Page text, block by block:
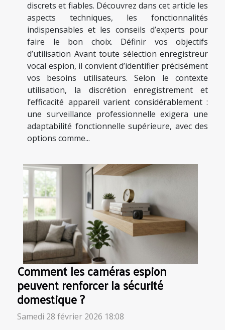
discrets et fiables. Découvrez dans cet article les
aspects techniques, les fonctionnalités
indispensables et les conseils d’experts pour
faire le bon choix. Définir vos objectifs
d’utilisation Avant toute sélection enregistreur
vocal espion, il convient d’identifier précisément
vos besoins utilisateurs. Selon le contexte
utilisation, la discrétion enregistrement et
l’efficacité appareil varient considérablement :
une surveillance professionnelle exigera une
adaptabilité fonctionnelle supérieure, avec des
options comme...
Comment les caméras espion
peuvent renforcer la sécurité
domestique ?
Samedi 28 février 2026 18:08